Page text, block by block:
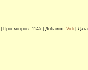
Просмотров: 1145 |Добавил: Vidi |